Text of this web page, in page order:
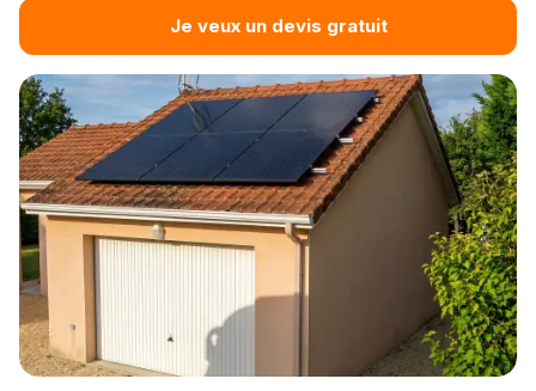
Je veux un devis gratuit